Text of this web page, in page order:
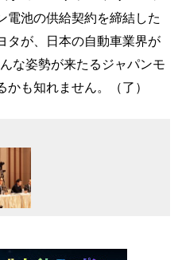
電池の供給契約を締結した
タが、日本の自動車業界が
な姿勢が来たるジャパンモ
も知れません。（了）